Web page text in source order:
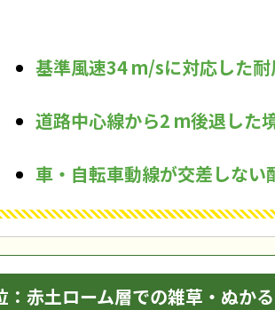
基準風速34 m/sに対応した
道路中心線から2 m後退した
車・自転車動線が交差しな
：赤土ローム層での雑草・ぬか